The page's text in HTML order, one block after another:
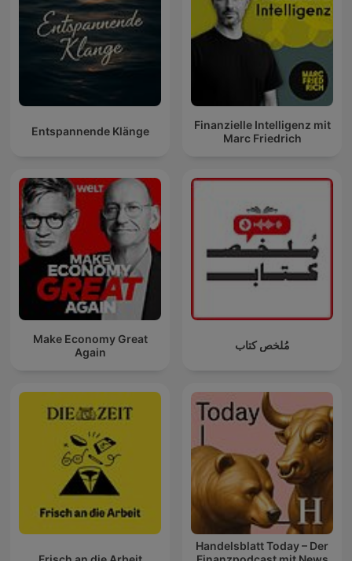
Entspannende Klänge
Finanzielle Intelligenz mit
Marc Friedrich
Make Economy Great
Again
مُلخص كتاب
Handelsblatt Today – Der